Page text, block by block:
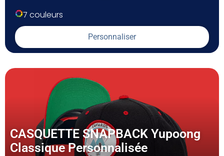
7 couleurs
Personnaliser
CASQUETTE SNAPBACK Yupoong
Classique Personnalisée